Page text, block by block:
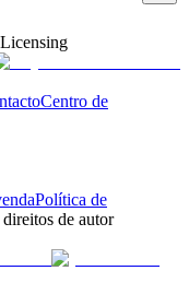
Centro de
Política de
de autor